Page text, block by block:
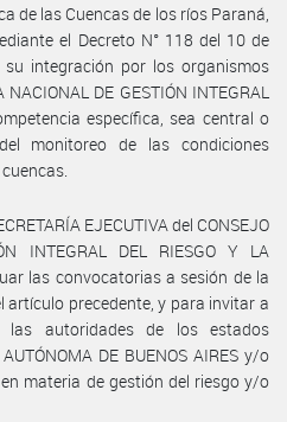
de las Cuencas de los ríos Paraná,
el Decreto N° 118 del 10 de
integración por los organismos
DE GESTIÓN INTEGRAL
específica, sea central o
monitoreo de las condiciones
EJECUTIVA del CONSEJO
INTEGRAL DEL RIESGO Y LA
las convocatorias a sesión de la
artículo precedente, y para invitar a
autoridades de los estados
DE BUENOS AIRES y/o
materia de gestión del riesgo y/o